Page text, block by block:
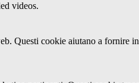
videos.
Questi cookie aiutano a fornire